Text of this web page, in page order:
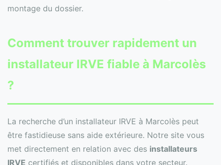
montage du dossier.
Comment trouver rapidement un
installateur IRVE fiable à Marcolès
?
La recherche d’un installateur IRVE à Marcolès peut
être fastidieuse sans aide extérieure. Notre site vous
met directement en relation avec des installateurs
IRVE certifiés et disponibles dans votre secteur.